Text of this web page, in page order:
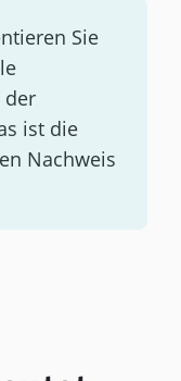
Sie
der
ist die
Nachweis